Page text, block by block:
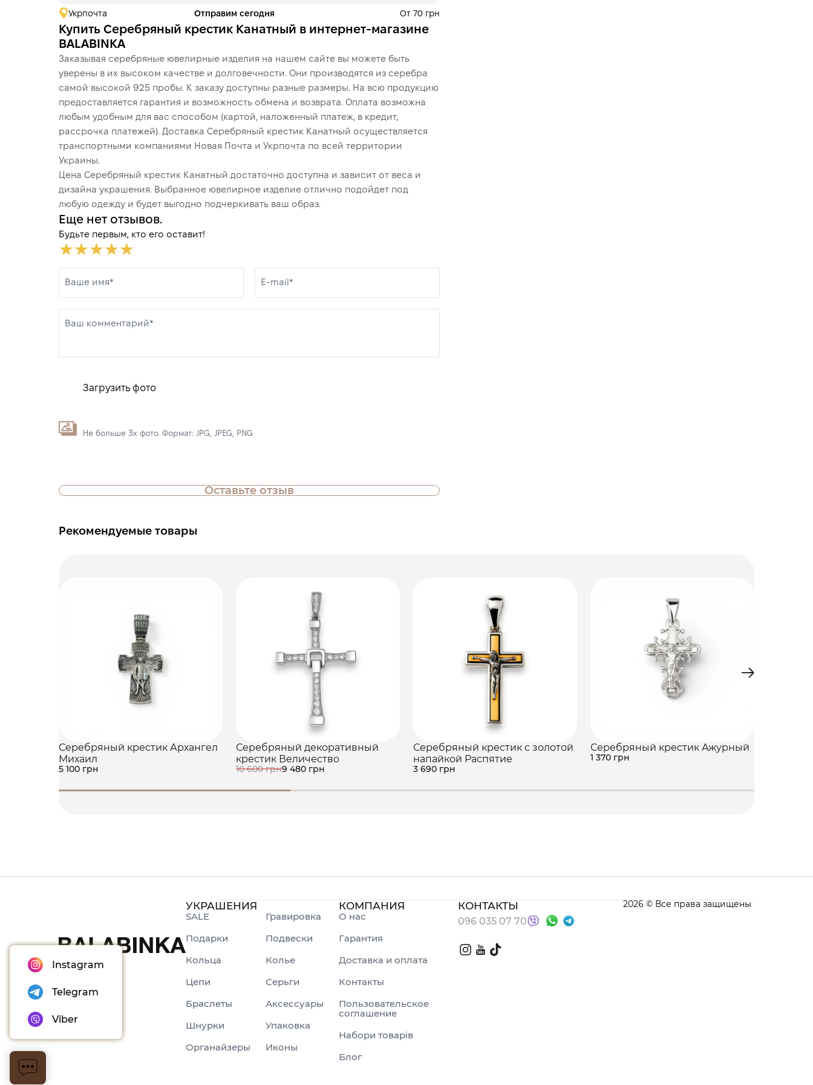
Укрпочта Отправим сегодня От 70 грн
Купить Серебряный крестик Канатный в интернет-магазине
BALABINKA
Заказывая серебряные ювелирные изделия на нашем сайте вы можете быть
уверены в их высоком качестве и долговечности. Они производятся из серебра
самой высокой 925 пробы. К заказу доступны разные размеры. На всю продукцию
предоставляется гарантия и возможность обмена и возврата. Оплата возможна
любым удобным для вас способом (картой, наложенный платеж, в кредит,
рассрочка платежей). Доставка Серебряный крестик Канатный осуществляется
транспортными компаниями Новая Почта и Укрпочта по всей территории
Украины.
Цена Серебряный крестик Канатный достаточно доступна и зависит от веса и
дизайна украшения. Выбранное ювелирное изделие отлично подойдет под
любую одежду и будет выгодно подчеркивать ваш образ.
Еще нет отзывов.
Будьте первым, кто его оставит!
Ваше имя* E-mail*
Ваш комментарий*
Загрузить фото
Не больше 3х фото. Формат: JPG, JPEG, PNG
Оставьте отзыв
Рекомендуемые товары
Серебряный крестик Архангел
Михаил
5 100 грн
Серебряный декоративный
крестик Величество
10 600 грн9 480 грн
Серебряный крестик с золотой
напайкой Распятие
3 690 грн
Серебряный крестик Ажурный
1 370 грн
УКРАШЕНИЯ
SALE
Гравировка
Подарки
Подвески
Кольца
Колье
Цепи
Серьги
Браслеты
Аксессуары
Шнурки
Упаковка
Органайзеры
Иконы
КОМПАНИЯ
О нас
Гарантия
Доставка и оплата
Контакты
Пользовательское
соглашение
Набори товарів
Блог
КОНТАКТЫ
096 035 07 70
2026 © Все права защищены
Instagram
Telegram
Viber